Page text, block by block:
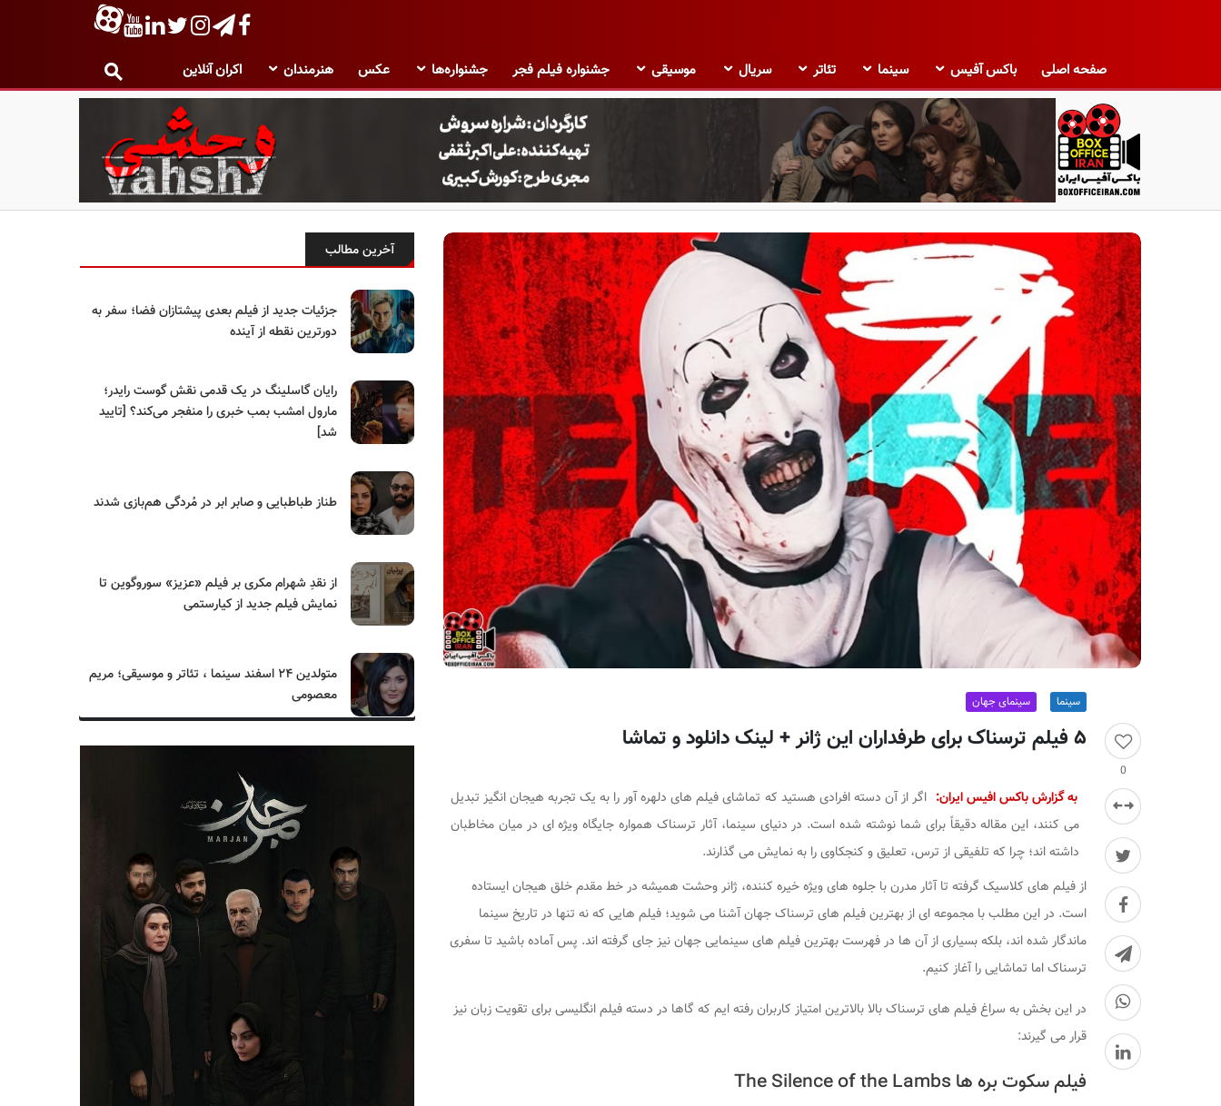
صفحه اصلی باکس آفیس سینما تئاتر سریال موسیقی جشنواره فیلم فجر جشنواره‌ها عکس هنرمندان اکران آنلاین
ب
ک
س
آ
ف
ی
س
ا
ی
ر
ا
ن
0
سینما سینمای جهان
۵ فیلم ترسناک برای طرفداران این ژانر + لینک دانلود و تماشا
به گزارش باکس افیس ایران: اگر از آن دسته افرادی هستید که تماشای فیلم‌ های دلهره ‌آور را به یک تجربه هیجان‌ انگیز تبدیل
می‌ کنند، این مقاله دقیقاً برای شما نوشته شده است. در دنیای سینما، آثار ترسناک همواره جایگاه ویژه ‌ای در میان مخاطبان
داشته ‌اند؛ چرا که تلفیقی از ترس، تعلیق و کنجکاوی را به نمایش می‌ گذارند.
از فیلم‌ های کلاسیک گرفته تا آثار مدرن با جلوه‌ های ویژه خیره‌ کننده، ژانر وحشت همیشه در خط مقدم خلق هیجان ایستاده
است. در این مطلب با مجموعه ‌ای از بهترین فیلم‌ های ترسناک جهان آشنا می ‌شوید؛ فیلم‌ هایی که نه ‌تنها در تاریخ سینما
ماندگار شده ‌اند، بلکه بسیاری از آن ‌ها در فهرست بهترین فیلم های سینمایی جهان نیز جای گرفته‌ اند. پس آماده باشید تا سفری
ترسناک اما تماشایی را آغاز کنیم.
در این بخش به سراغ فیلم های ترسناک بالا بالاترین امتیاز کاربران رفته ایم که گاها در دسته فیلم انگلیسی برای تقویت زبان نیز
قرار می گیرند:
فیلم سکوت بره ها The Silence of the Lambs
آخرین مطالب
جزئیات جدید از فیلم بعدی پیشتازان فضا؛ سفر به
دورترین نقطه از آینده
رایان گاسلینگ در یک قدمی نقش گوست رایدر؛
مارول امشب بمب خبری را منفجر می‌کند؟ [تایید
شد]
طناز طباطبایی و صابر ابر در مُردگی هم‌بازی شدند
از نقدِ شهرام مکری بر فیلم «عزیز» سوروگوین تا
نمایش فیلم جدید از کیارستمی
متولدین ۲۴ اسفند سینما ، تئاتر و موسیقی؛ مریم
معصومی